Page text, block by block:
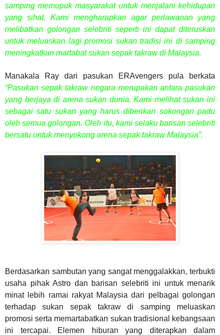
samping memupuk masyarakat untuk menjalani kehidupan
yang sihat. Kami mengharapkan agar perlawanan yang
melibatkan golongan selebriti seperti ini dapat diteruskan
untuk meluaskan lagi promosi sukan tradisi ini di samping
meningkatkan martabat sukan sepak takraw di Malaysia.
Manakala Ray dari pasukan ERAvengers pula berkata
“Pasukan sepak takraw negara merupakan antara pasukan
yang berjaya di arena sukan dunia. Kami melihat sukan ini
sebagai satu sukan yang harus diberikan sokongan padu
oleh semua golongan. Oleh itu, kami selaku barisan selebriti
bersatu untuk menyokong arena sepak takraw Malaysia”.
Berdasarkan sambutan yang sangat menggalakkan, terbukti
usaha pihak Astro dan barisan selebriti ini untuk menarik
minat lebih ramai rakyat Malaysia dari pelbagai golongan
terhadapsukan sepak takraw di samping meluaskan
promosi serta memartabatkan sukan tradisional kebangsaan
ini tercapai. Elemen hiburan yang diterapkan dalam